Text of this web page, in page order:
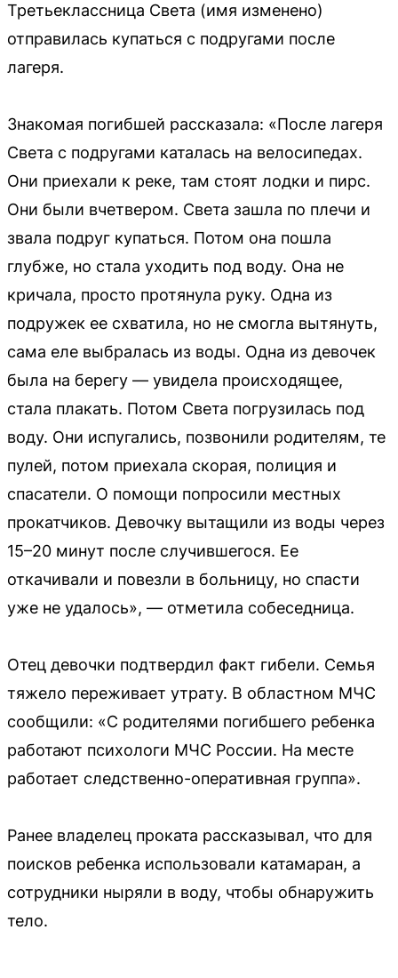
Третьеклассница Света (имя изменено)
отправилась купаться с подругами после
лагеря.
Знакомая погибшей рассказала: «После лагеря
Света с подругами каталась на велосипедах.
Они приехали к реке, там стоят лодки и пирс.
Они были вчетвером. Света зашла по плечи и
звала подруг купаться. Потом она пошла
глубже, но стала уходить под воду. Она не
кричала, просто протянула руку. Одна из
подружек ее схватила, но не смогла вытянуть,
сама еле выбралась из воды. Одна из девочек
была на берегу — увидела происходящее,
стала плакать. Потом Света погрузилась под
воду. Они испугались, позвонили родителям, те
пулей, потом приехала скорая, полиция и
спасатели. О помощи попросили местных
прокатчиков. Девочку вытащили из воды через
15–20 минут после случившегося. Ее
откачивали и повезли в больницу, но спасти
уже не удалось», — отметила собеседница.
Отец девочки подтвердил факт гибели. Семья
тяжело переживает утрату. В областном МЧС
сообщили: «С родителями погибшего ребенка
работают психологи МЧС России. На месте
работает следственно-оперативная группа».
Ранее владелец проката рассказывал, что для
поисков ребенка использовали катамаран, а
сотрудники ныряли в воду, чтобы обнаружить
тело.